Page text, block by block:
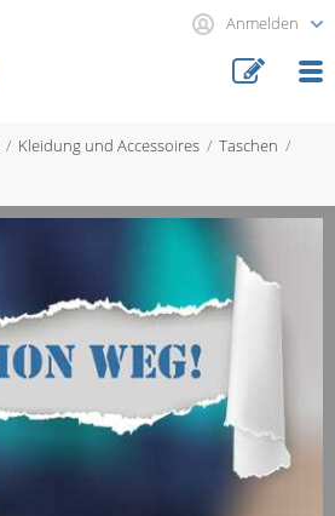
Anmelden
Kleidung und Accessoires
Taschen